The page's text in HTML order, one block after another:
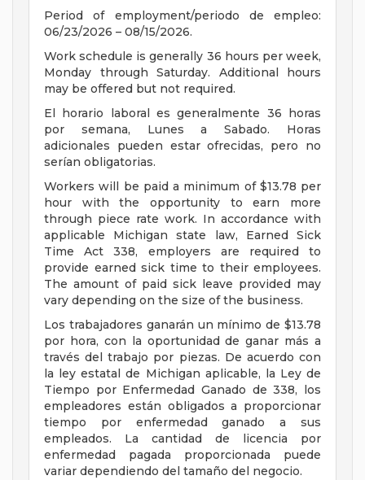
Period of employment/periodo de empleo:
06/23/2026 – 08/15/2026.
Work schedule is generally 36 hours per week,
Monday through Saturday. Additional hours
may be offered but not required.
El horario laboral es generalmente 36 horas
por semana, Lunes a Sabado. Horas
adicionales pueden estar ofrecidas, pero no
serían obligatorias.
Workers will be paid a minimum of $13.78 per
hour with the opportunity to earn more
through piece rate work. In accordance with
applicable Michigan state law, Earned Sick
Time Act 338, employers are required to
provide earned sick time to their employees.
The amount of paid sick leave provided may
vary depending on the size of the business.
Los trabajadores ganarán un mínimo de $13.78
por hora, con la oportunidad de ganar más a
través del trabajo por piezas. De acuerdo con
la ley estatal de Michigan aplicable, la Ley de
Tiempo por Enfermedad Ganado de 338, los
empleadores están obligados a proporcionar
tiempo por enfermedad ganado a sus
empleados. La cantidad de licencia por
enfermedad pagada proporcionada puede
variar dependiendo del tamaño del negocio.